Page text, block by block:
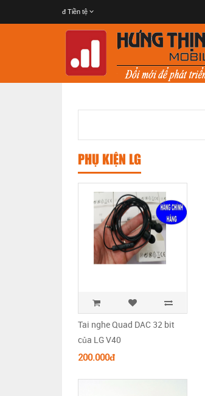
đ Tiền tệ
PHỤ KIỆN LG
Tai nghe Quad DAC 32 bit
của LG V40
200.000đ